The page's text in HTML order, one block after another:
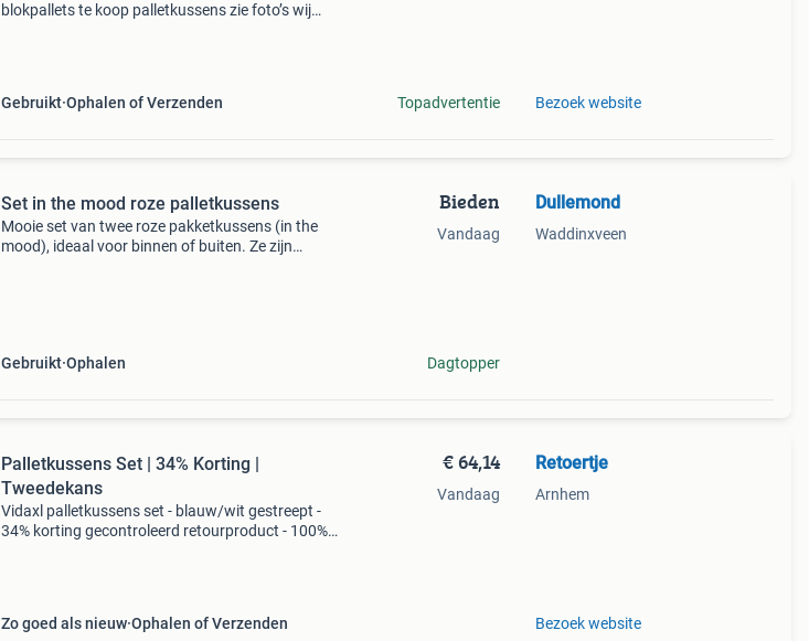
blokpallets te koop palletkussens zie foto’s wij
Gebruikt Ophalen of Verzenden Topadvertentie Bezoek website
Set in the mood roze palletkussens
Mooie set van twee roze pakketkussens (in the
mood), ideaal voor binnen of buiten. Ze zijn
Gebruikt Ophalen
Bieden
Vandaag
Dagtopper
Dullemond
Waddinxveen
Palletkussens Set | 34% Korting |
Tweedekans
Vidaxl palletkussens set - blauw/wit gestreept -
34% korting gecontroleerd retourproduct - 100%
Zo goed als nieuw Ophalen of Verzenden
€ 64,14
Vandaag
Retoertje
Arnhem
Bezoek website